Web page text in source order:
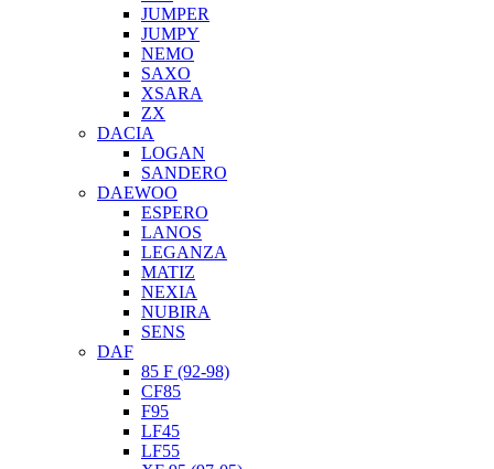
JUMPER
JUMPY
NEMO
SAXO
XSARA
ZX
DACIA
LOGAN
SANDERO
DAEWOO
ESPERO
LANOS
LEGANZA
MATIZ
NEXIA
NUBIRA
SENS
DAF
85 F (92-98)
CF85
F95
LF45
LF55